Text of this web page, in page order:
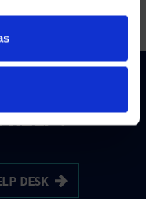
HELP?
DESK